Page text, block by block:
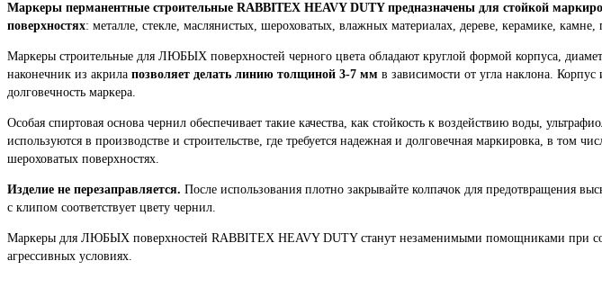
Маркеры перманентные строительные RABBITEX HEAVY DUTY предназначены для стойкой
поверхностях: металле, стекле, маслянистых, шероховатых, влажных материалах, дереве, керамике, камне,
Маркеры строительные для ЛЮБЫХ поверхностей черного цвета обладают круглой формой корпуса,
наконечник из акрила позволяет делать линию толщиной 3-7 мм в зависимости от угла наклона.
долговечность маркера.
Особая спиртовая основа чернил обеспечивает такие качества, как стойкость к воздействию воды,
используются в производстве и строительстве, где требуется надежная и долговечная маркировка, в том
шероховатых поверхностях.
Изделие не перезаправляется. После использования плотно закрывайте колпачок для предотвращения
с клипом соответствует цвету чернил.
Маркеры для ЛЮБЫХ поверхностей RABBITEX HEAVY DUTY станут незаменимыми помощниками при
агрессивных условиях.